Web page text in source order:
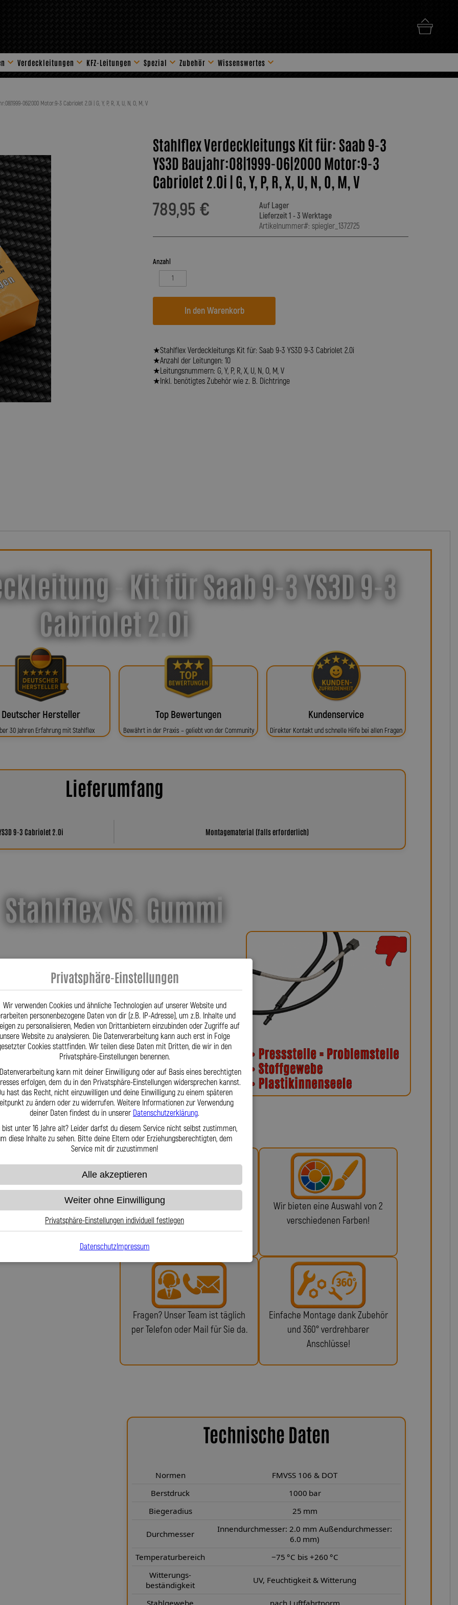
Verdeckleitungen KFZ-Leitungen Spezial Zubehör
Stahlflex Zubehör
Wissenswertes
06|2000 Motor:9-3 Cabriolet 2.0i | G, Y, P, R, X, U, N, O, M, V
Stahlflex Verdeckleitungs Kit für: Saab 9-3
YS3D Baujahr:08|1999-06|2000 Motor:9-3
Cabriolet 2.0i | G, Y, P, R, X, U, N, O, M, V
789,95 €
Auf Lager
Lieferzeit 1 - 3 Werktage
Artikelnummer#: spiegler_1372725
Anzahl
In den Warenkorb
★Stahlflex Verdeckleitungs Kit für: Saab 9-3 YS3D 9-3 Cabriolet 2.0i
★Anzahl der Leitungen: 10
★Leitungsnummern: G, Y, P, R, X, U, N, O, M, V
★Inkl. benötigtes Zubehör wie z. B. Dichtringe
- Kit für Saab 9-3 YS3D 9-3
Cabriolet 2.0i
Deutscher Hersteller
30 Jahren Erfahrung mit Stahlflex
Top Bewertungen
Bewährt in der Praxis – geliebt von der Community
Kundenservice
Direkter Kontakt und schnelle Hilfe bei allen Fragen
Lieferumfang
9-3 Cabriolet 2.0i Montagematerial (falls erforderlich)
Stahlflex VS. Gummi
Robust & langlebig
Kein Aufblähen unter Druck
UV- & korrosionsfest
Qualität, Präzision und
Unser Sortiment
und Ölleitungen sowie
echter deutscher Handwerkskunst
liefern wir passgenaue Stahlflex-
zurück oder fertigen nach Ihren
keine Ersatzteile mehr liefert.
Bei uns erhalten Sie eine ABE
oder ein Teilegutachten (falls
notwendig)!
Wir bieten eine Auswahl von 2
verschiedenen Farben!
Fragen? Unser Team ist täglich
per Telefon oder Mail für Sie da.
Einfache Montage dank Zubehör
und 360° verdrehbarer
Anschlüsse!
Technische Daten
Normen
FMVSS 106 & DOT
Berstdruck
1000 bar
Biegeradius
25 mm
Durchmesser
Innendurchmesser: 2.0 mm Außendurchmesser:
6.0 mm)
Temperaturbereich
−75 °C bis +260 °C
Witterungs-
beständigkeit
UV, Feuchtigkeit & Witterung
Stahlgewebe
nach Luftfahrtnorm
Privatsphäre-Einstellungen
Wir verwenden Cookies und ähnliche Technologien auf unserer Website und
personenbezogene Daten von dir (z.B. IP-Adresse), um z.B. Inhalte und
zu personalisieren, Medien von Drittanbietern einzubinden oder Zugriffe auf
unsere Website zu analysieren. Die Datenverarbeitung kann auch erst in Folge
Cookies stattfinden. Wir teilen diese Daten mit Dritten, die wir in den
Privatsphäre-Einstellungen benennen.
kann mit deiner Einwilligung oder auf Basis eines berechtigten
erfolgen, dem du in den Privatsphäre-Einstellungen widersprechen kannst.
hast das Recht, nicht einzuwilligen und deine Einwilligung zu einem späteren
zu ändern oder zu widerrufen. Weitere Informationen zur Verwendung
deiner Daten findest du in unserer Datenschutzerklärung.
bist unter 16 Jahre alt? Leider darfst du diesem Service nicht selbst zustimmen,
diese Inhalte zu sehen. Bitte deine Eltern oder Erziehungsberechtigten, dem
Service mit dir zuzustimmen!
Alle akzeptieren
Weiter ohne Einwilligung
Privatsphäre-Einstellungen individuell festlegen
DatenschutzImpressum